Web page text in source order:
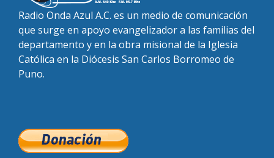
Radio Onda Azul A.C. es un medio de comunicación
que surge en apoyo evangelizador a las familias del
departamento y en la obra misional de la Iglesia
Católica en la Diócesis San Carlos Borromeo de
Puno.